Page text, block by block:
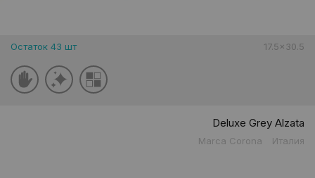
Остаток 43 шт 17.5x30.5
Deluxe Grey Alzata
Marca Corona Италия